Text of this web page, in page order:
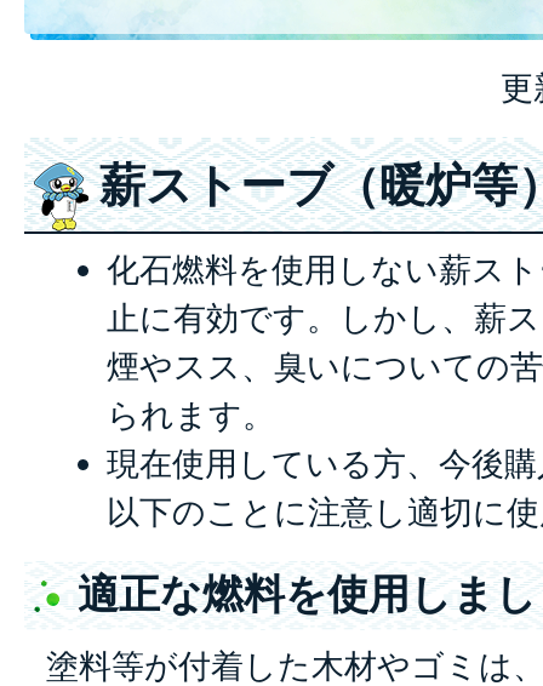
更
薪ストーブ（暖炉等
化石燃料を使用しない薪ス
止に有効です。しかし、薪
煙やスス、臭いについての
られます。
現在使用している方、今後
以下のことに注意し適切に
適正な燃料を使用しま
塗料等が付着した木材やゴミは